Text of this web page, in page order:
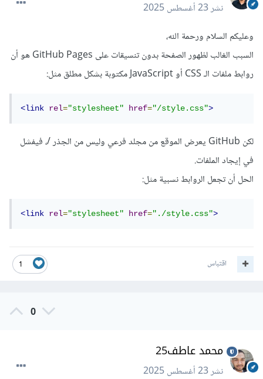
نشر23 أغسطس 2025
وعليكم السلام ورحمة الله،
السبب الغالب لظهور الصفحة بدون تنسيقات على GitHub Pages هو أن
روابط ملفات الـ CSS أو JavaScript مكتوبة بشكل مطلق مثل:
<link rel="stylesheet" href="/style.css">
لكن GitHub يعرض الموقع من مجلد فرعي وليس من الجذر /، فيفشل
في إيجاد الملفات.
الحل أن تجعل الروابط نسبية مثل:
<link rel="stylesheet" href="./style.css">
1 اقتباس
0
محمد عاطف25
نشر23 أغسطس 2025